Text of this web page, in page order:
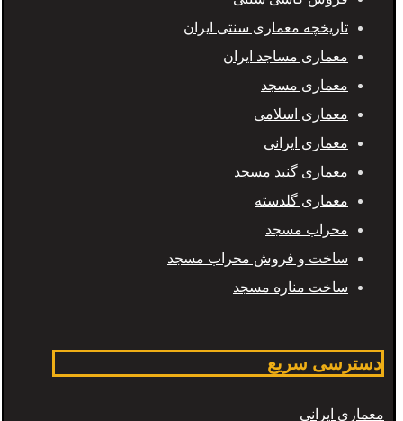
تاریخچه معماری سنتی ایران
معماری مساجد ایران
معماری مسجد
معماری اسلامی
معماری ایرانی
معماری گنبد مسجد
معماری گلدسته
محراب مسجد
ساخت و فروش محراب مسجد
ساخت مناره مسجد
دسترسی سریع
معماری ایرانی